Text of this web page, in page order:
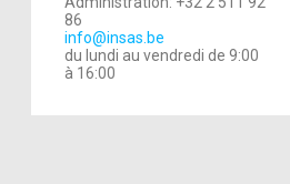
86
info@insas.be
du lundi au vendredi de 9:00
à 16:00